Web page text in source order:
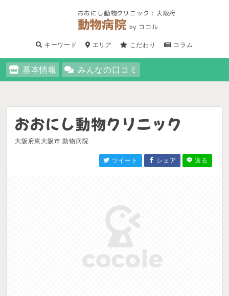
おおにし動物クリニック : 大阪府
動物病院 by ココル
キーワード エリア こだわり コラム
基本情報 みんなの口コミ
おおにし動物クリニック
大阪府東大阪市 動物病院
ツイート シェア 送る